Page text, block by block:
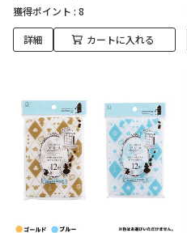
獲得ポイント : 8
詳細 カートに入れる